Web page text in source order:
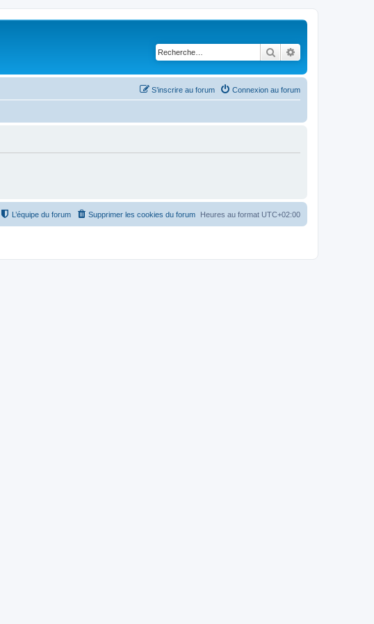
Rechercher
Connexion au forum
S’inscrire au forum
Heures au format UTC+02:00
Supprimer les cookies du forum
L’équipe du forum